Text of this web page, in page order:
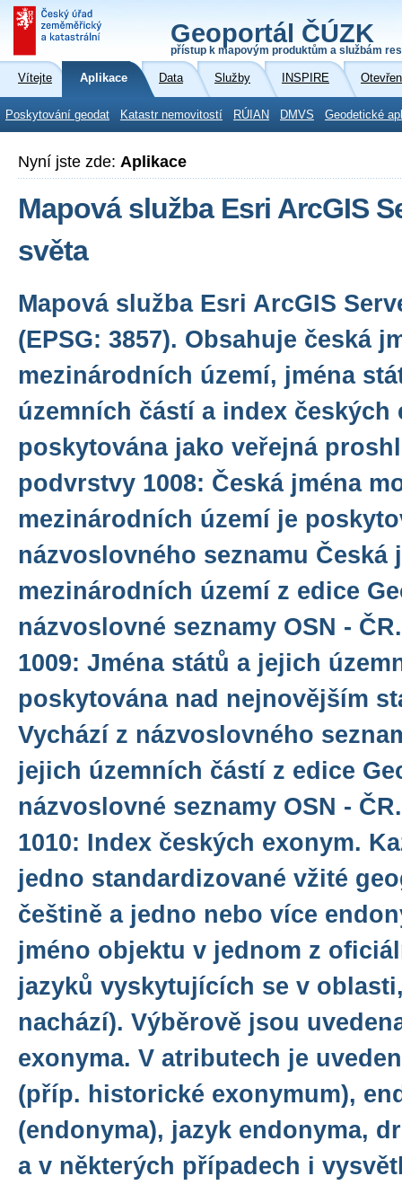
Geoportál ČÚZK
přístup k mapovým produktům a službám
Vítejte Aplikace Data Služby INSPIRE
Poskytování geodat Katastr nemovitostí RÚIAN DMVS Geodetické
Nyní jste zde: Aplikace
Mapová služba Esri ArcGIS
světa
Mapová služba Esri ArcGIS
(EPSG: 3857). Obsahuje česká
mezinárodních území, jména
územních částí a index českých
poskytována jako veřejná
podvrstvy 1008: Česká jména
mezinárodních území je
názvoslovného seznamu Česká
mezinárodních území z edice
názvoslovné seznamy OSN -
1009: Jména států a jejich
poskytována nad nejnovějším
Vychází z názvoslovného
jejich územních částí z edice
názvoslovné seznamy OSN -
1010: Index českých exonym.
jedno standardizované vžité
češtině a jedno nebo více
jméno objektu v jednom z
jazyků vyskytujících se v
nachází). Výběrově jsou
exonyma. V atributech je
(příp. historické exonymum),
(endonyma), jazyk endonyma,
a v některých případech i